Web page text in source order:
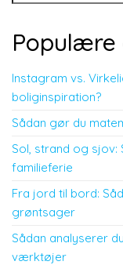
Instagram vs.
boliginspiration?
Sådan gør du
Sol, strand og
familieferie
Fra jord til bord:
grøntsager
Sådan analyserer
værktøjer